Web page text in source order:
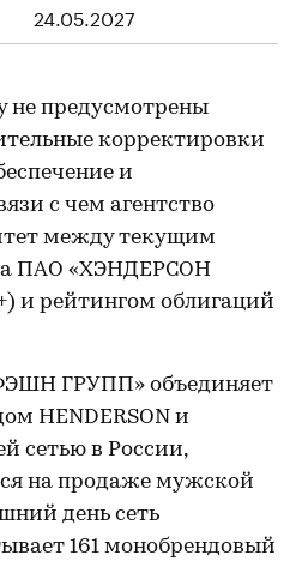
24.05.2027
не предусмотрены
корректировки
и
с чем агентство
между текущим
ПАО «ХЭНДЕРСОН
рейтингом облигаций
ГРУПП» объединяет
HENDERSON и
сетью в России,
на продаже мужской
день сеть
161 монобрендовый